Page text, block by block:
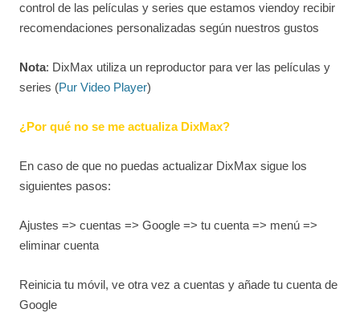
control de las películas y series que estamos viendoy recibir
recomendaciones personalizadas según nuestros gustos
Nota: DixMax utiliza un reproductor para ver las películas y
series (Pur Video Player)
¿Por qué no se me actualiza DixMax?
En caso de que no puedas actualizar DixMax sigue los
siguientes pasos:
Ajustes => cuentas => Google => tu cuenta => menú =>
eliminar cuenta
Reinicia tu móvil, ve otra vez a cuentas y añade tu cuenta de
Google